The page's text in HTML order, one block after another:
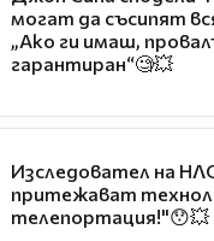
могат да съсипят
„Ако ги имаш,
гарантиран“🧐💥
Изследовател на
притежават
телепортация!"😯💥